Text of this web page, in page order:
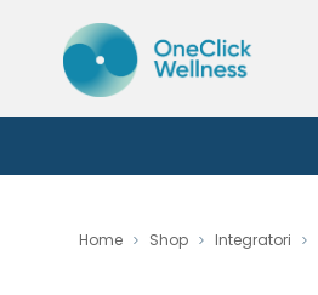
Home Shop Integratori